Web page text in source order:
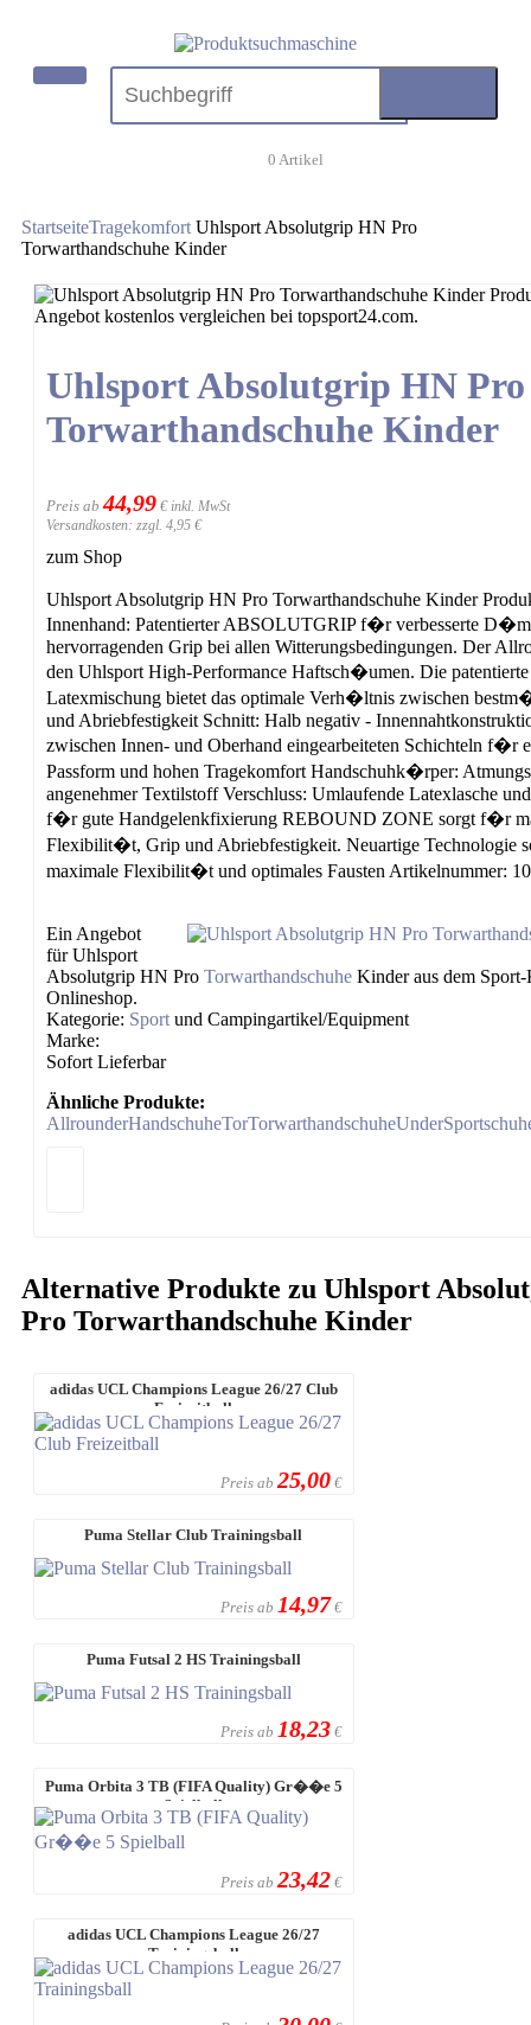
0 Artikel
StartseiteTragekomfort Uhlsport Absolutgrip HN Pro
Torwarthandschuhe Kinder
Uhlsport Absolutgrip HN Pro
Torwarthandschuhe Kinder
Preis ab 44,99 € inkl. MwSt
Versandkosten: zzgl. 4,95 €
zum Shop
Uhlsport Absolutgrip HN Pro Torwarthandschuhe Kinder
Innenhand: Patentierter ABSOLUTGRIP f�r verbesserte
hervorragenden Grip bei allen Witterungsbedingungen. Der
den Uhlsport High-Performance Haftsch�umen. Die patentierte
Latexmischung bietet das optimale Verh�ltnis zwischen
und Abriebfestigkeit Schnitt: Halb negativ -
zwischen Innen- und Oberhand eingearbeiteten Schichteln f�r
Passform und hohen Tragekomfort Handschuhk�rper:
angenehmer Textilstoff Verschluss: Umlaufende Latexlasche
f�r gute Handgelenkfixierung REBOUND ZONE sorgt f�r
Flexibilit�t, Grip und Abriebfestigkeit. Neuartige Technologie
maximale Flexibilit�t und optimales Fausten Artikelnummer:
Ein Angebot
für Uhlsport
Absolutgrip HN Pro Torwarthandschuhe Kinder aus dem Sport-
Onlineshop.
Kategorie: Sport und Campingartikel/Equipment
Marke:
Sofort Lieferbar
Ähnliche Produkte:
AllrounderHandschuheTorTorwarthandschuheUnderSport
Alternative Produkte zu Uhlsport
Pro Torwarthandschuhe Kinder
adidas UCL Champions League 26/27 Club
Freizeitball
Preis ab 25,00€
Puma Stellar Club Trainingsball
Preis ab 14,97 €
Puma Futsal 2 HS Trainingsball
Preis ab 18,23€
Puma Orbita 3 TB (FIFA Quality) Gr��e 5
Spielball
Preis ab 23,42€
adidas UCL Champions League 26/27
Trainingsball